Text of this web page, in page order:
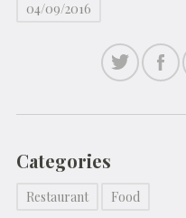
04/09/2016
Categories
Restaurant Food